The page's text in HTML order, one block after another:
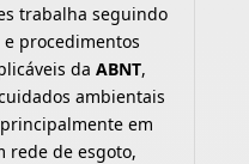
trabalha seguindo
procedimentos
daABNT,
ambientais
em
rede de esgoto,